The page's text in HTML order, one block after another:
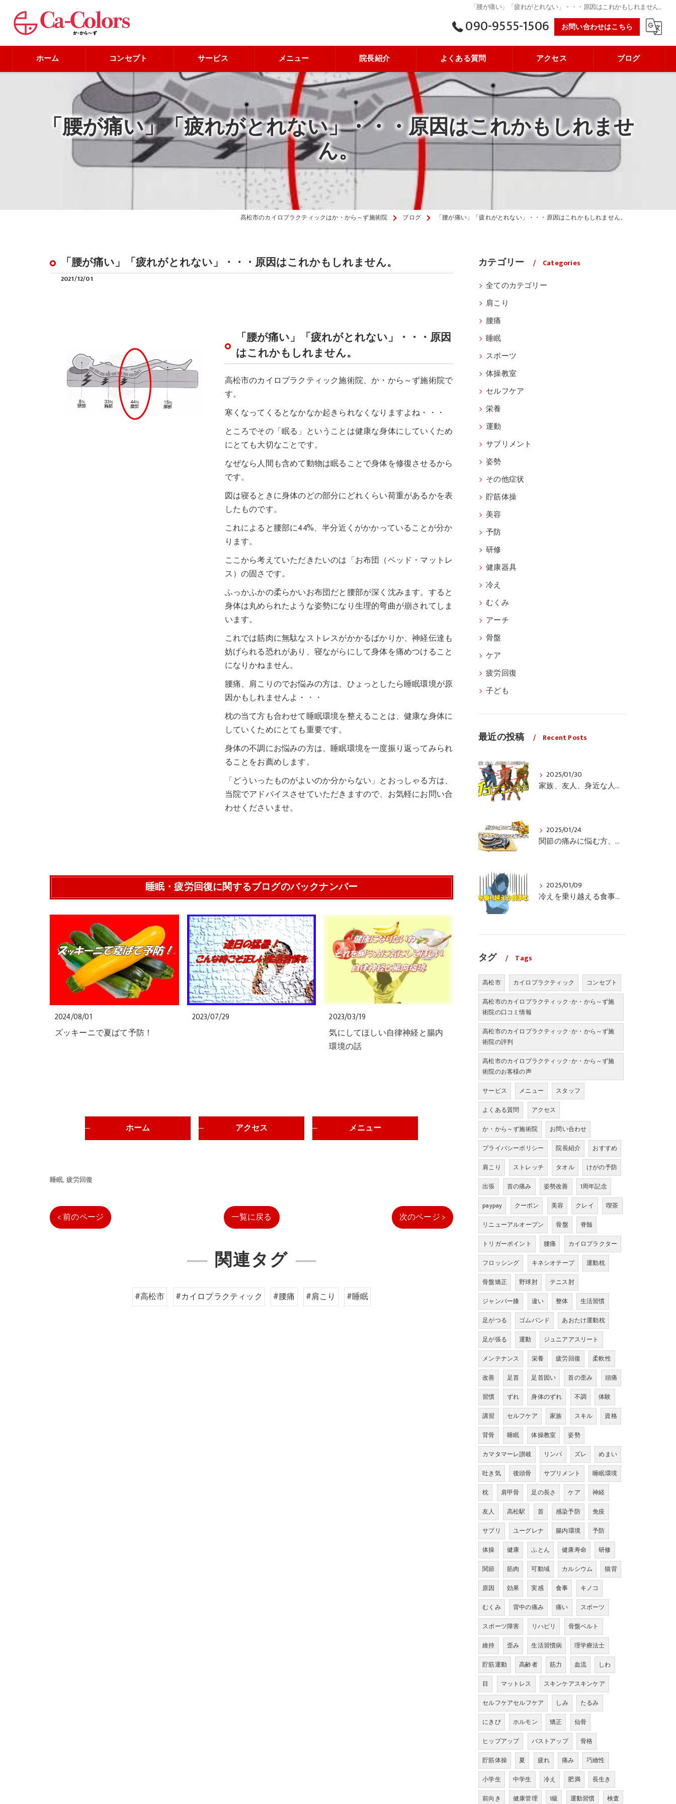
「腰が痛い」「疲れがとれない」・・・原因はこれかもしれません。
090-9555-1506 お問い合わせはこちら
ホーム コンセプト サービス メニュー 院長紹介 よくある質問 アクセス ブログ
「腰が痛い」「疲れがとれない」・・・原因はこれかもしれませ
ん。
高松市のカイロプラクティックはか・から～ず施術院 ブログ 「腰が痛い」「疲れがとれない」・・・原因はこれかもしれません。
「腰が痛い」「疲れがとれない」・・・原因はこれかもしれません。
2021/12/01
「腰が痛い」「疲れがとれない」・・・原因
はこれかもしれません。
高松市のカイロプラクティック施術院、か・から～ず施術院で
す。
寒くなってくるとなかなか起きられなくなりますよね・・・
ところでその「眠る」ということは健康な身体にしていくため
にとても大切なことです。
なぜなら人間も含めて動物は眠ることで身体を修復させるから
です。
図は寝るときに身体のどの部分にどれくらい荷重があるかを表
したものです。
これによると腰部に44%、半分近くがかかっていることが分か
ります。
ここから考えていただきたいのは「お布団（ベッド・マットレ
ス）の固さです。
ふっかふかの柔らかいお布団だと腰部が深く沈みます。すると
身体は丸められたような姿勢になり生理的弯曲が崩されてしま
います。
これでは筋肉に無駄なストレスがかかるばかりか、神経伝達も
妨げられる恐れがあり、寝ながらにして身体を痛めつけること
になりかねません。
腰痛、肩こりのでお悩みの方は、ひょっとしたら睡眠環境が原
因かもしれませんよ・・・
枕の当て方も合わせて睡眠環境を整えることは、健康な身体に
していくためにとても重要です。
身体の不調にお悩みの方は、睡眠環境を一度振り返ってみられ
ることをお薦めします。
「どういったものがよいのか分からない」とおっしゃる方は、
当院でアドバイスさせていただきますので、お気軽にお問い合
わせくださいませ。
睡眠・疲労回復に関するブログのバックナンバー
2024/08/01
ズッキーニで夏ばて予防！
2023/07/29
2023/03/19
気にしてほしい自律神経と腸内
環境の話
ホーム アクセス メニュー
睡眠 疲労回復
< 前のページ 一覧に戻る 次のページ >
関連タグ
#高松市 #カイロプラクティック #腰痛 #肩こり #睡眠
カテゴリー Categories
全てのカテゴリー
肩こり
腰痛
睡眠
スポーツ
体操教室
セルフケア
栄養
運動
サプリメント
姿勢
その他症状
貯筋体操
美容
予防
研修
健康器具
冷え
むくみ
アーチ
骨盤
ケア
疲労回復
子ども
最近の投稿 Recent Posts
2025/01/30
家族、友人、身近な人の姿勢をちょっと見てみませんか？
2025/01/24
関節の痛みに悩む方、栄養面からの取り組みも重要ですよ！
2025/01/09
冷えを乗り越える食事と運動
タグ Tags
高松市 カイロプラクティック
コンセプト
高松市のカイロプラクティック･か・から～ず施
術院の口コミ情報
高松市のカイロプラクティック･か・から～ず施
術院の評判
高松市のカイロプラクティック･か・から～ず施
術院のお客様の声
サービス
メニュー
スタッフ
よくある質問
アクセス
か・から～ず施術院
お問い合わせ
プライバシーポリシー
院長紹介
おすすめ
肩こり
ストレッチ タオル
けがの予防
出張
首の痛み 姿勢改善
1周年記念
paypay
クーポン 美容 クレイ
喫茶
リニューアルオープン
骨盤
脊髄
トリガーポイント
腰痛
カイロプラクター
フロッシング
キネシオテープ
運動枕
骨盤矯正
野球肘
テニス肘
ジャンパー膝
違い 整体
生活習慣
足がつる
ゴムバンド
あおたけ運動枕
足が張る
運動
ジュニアアスリート
メンテナンス
栄養 疲労回復
柔軟性
改善
足首 足首固い 首の歪み
頭痛
習慣
ずれ 身体のずれ 不調
体験
講習
セルフケア 家族 スキル
資格
背骨
睡眠 体操教室
姿勢
カマタマーレ讃岐
リンパ ズレ
めまい
吐き気
後頭骨 サプリメント
睡眠環境
枕
肩甲骨 足の長さ ケア
神経
友人
高松駅 首 感染予防
免疫
サプリ
ユーグレナ 腸内環境
予防
体操
健康 ふとん 健康寿命
研修
関節
筋肉 可動域 カルシウム
猫背
原因
効果 実感 食事
キノコ
むくみ
背中の痛み 痛い
スポーツ
スポーツ障害
リハビリ
骨盤ベルト
維持
歪み 生活習慣病
理学療法士
貯筋運動
高齢者 筋力 血流
しわ
目
マットレス
スキンケアスキンケア
セルフケアセルフケア
しみ
たるみ
にきび
ホルモン 矯正
仙骨
ヒップアップ
バストアップ
骨格
貯筋体操
夏 疲れ 痛み
巧緻性
小学生
中学生 冷え 肥満
長生き
前向き
健康管理 1級 運動習慣 検査